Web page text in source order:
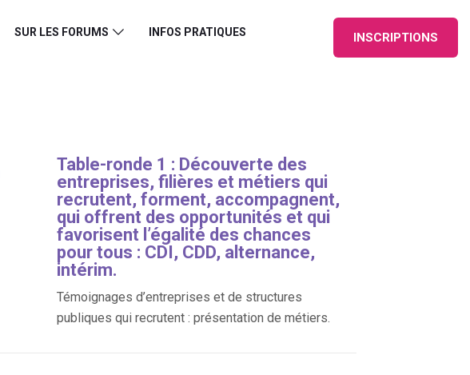
SUR LES FORUMS INFOS PRATIQUES INSCRIPTIONS
Table-ronde 1 : Découverte des
entreprises, filières et métiers qui
recrutent, forment, accompagnent,
qui offrent des opportunités et qui
favorisent l’égalité des chances
pour tous : CDI, CDD, alternance,
intérim.
Témoignages d’entreprises et de structures
publiques qui recrutent : présentation de métiers.